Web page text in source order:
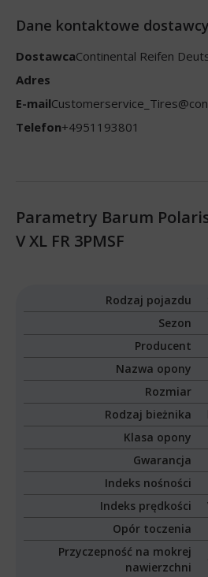
Dane kontaktowe dostawcy
DostawcaContinental Reifen
Adres
E-mail
Telefon+4951193801
Parametry Barum
V XL FR 3PMSF
Rodzaj pojazdu
Sezon
Producent
Nazwa opony
Rozmiar
Rodzaj bieżnika
Klasa opony
Gwarancja
Indeks nośności
Indeks prędkości
Opór toczenia
Przyczepność na mokrej
nawierzchni